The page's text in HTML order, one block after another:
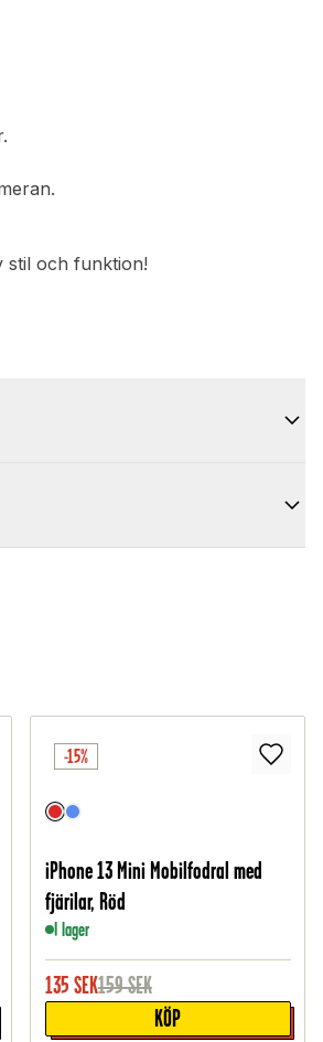
stil och funktion!
-15%
iPhone 13 Mini Mobilfodral med
fjärilar, Röd
I lager
135 SEK159SEK
KÖP